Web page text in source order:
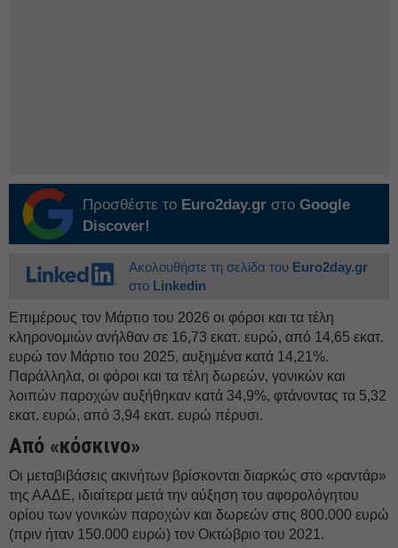
Προσθέστε το Euro2day.gr στο Google
Discover!
Ακολουθήστε τη σελίδα του Euro2day.gr
στο Linkedin
Επιμέρους τον Μάρτιο του 2026 οι φόροι και τα τέλη
κληρονομιών ανήλθαν σε 16,73 εκατ. ευρώ, από 14,65 εκατ.
ευρώ τον Μάρτιο του 2025, αυξημένα κατά 14,21%.
Παράλληλα, οι φόροι και τα τέλη δωρεών, γονικών και
λοιπών παροχών αυξήθηκαν κατά 34,9%, φτάνοντας τα 5,32
εκατ. ευρώ, από 3,94 εκατ. ευρώ πέρυσι.
Από «κόσκινο»
Οι μεταβιβάσεις ακινήτων βρίσκονται διαρκώς στο «ραντάρ»
της ΑΑΔΕ, ιδιαίτερα μετά την αύξηση του αφορολόγητου
ορίου των γονικών παροχών και δωρεών στις 800.000 ευρώ
(πριν ήταν 150.000 ευρώ) τον Οκτώβριο του 2021.